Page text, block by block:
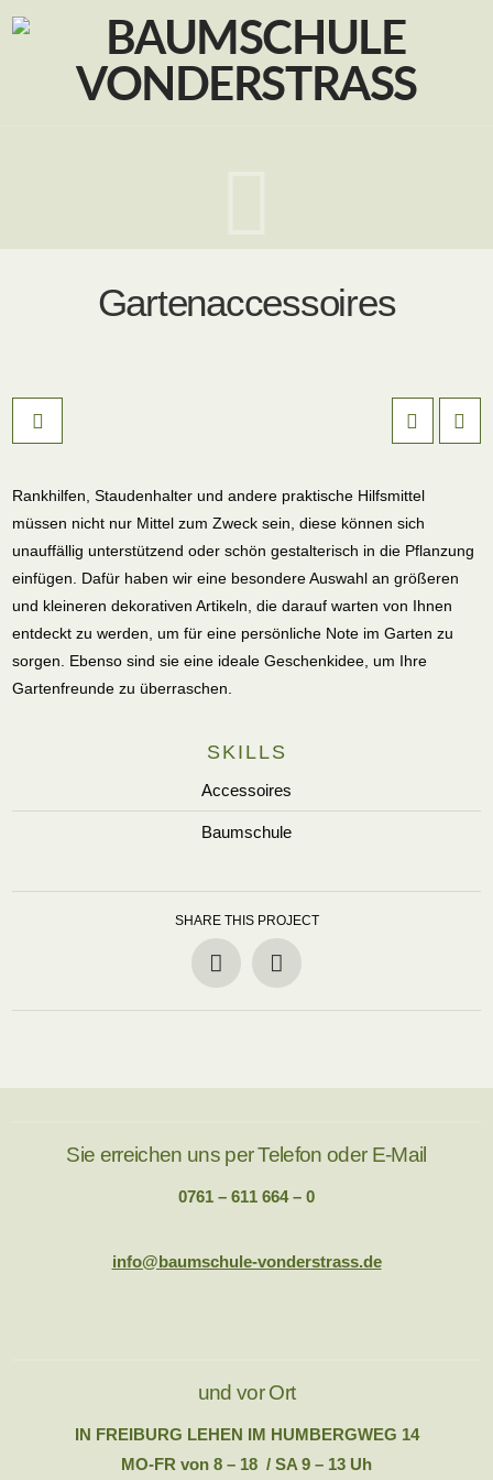
Gartenaccessoires
Rankhilfen, Staudenhalter und andere praktische Hilfsmittel
müssen nicht nur Mittel zum Zweck sein, diese können sich
unauffällig unterstützend oder schön gestalterisch in die Pflanzung
einfügen. Dafür haben wir eine besondere Auswahl an größeren
und kleineren dekorativen Artikeln, die darauf warten von Ihnen
entdeckt zu werden, um für eine persönliche Note im Garten zu
sorgen. Ebenso sind sie eine ideale Geschenkidee, um Ihre
Gartenfreunde zu überraschen.
SKILLS
Accessoires
Baumschule
SHARE THIS PROJECT
Sie erreichen uns per Telefon oder E-Mail
0761 – 611 664 – 0
info@baumschule-vonderstrass.de
und vor Ort
IN FREIBURG LEHEN IM HUMBERGWEG 14
MO-FR von 8 – 18 / SA 9 – 13 Uh